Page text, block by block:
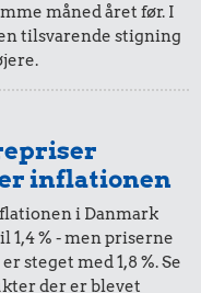
1,48 kr.
1/2 kg skæreost
måned året før. I
tilsvarende stigning
inflationen
i Danmark
1,4 % - men priserne
steget med 1,8 %. Se
der er blevet